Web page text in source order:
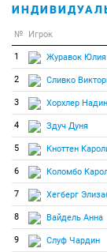
№ Игрок
1 Журавок Юлия
2 Сливко
3 Хорхлер Надин
4 Здуч Дуня
5 Кноттен
6 Коломбо
7 Хегберг
8 Вайдель Анна
9 Слуф Чардин